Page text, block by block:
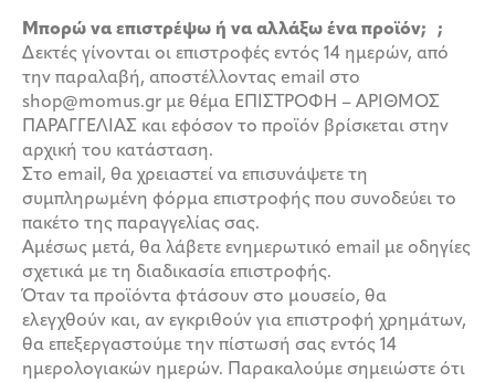
Μπορώ να επιστρέψω ή να αλλάξω ένα προϊόν; ;
Δεκτές γίνονται οι επιστροφές εντός 14 ημερών, από
την παραλαβή, αποστέλλοντας email στο
shop@momus.gr με θέμα ΕΠΙΣΤΡΟΦΗ – ΑΡΙΘΜΟΣ
ΠΑΡΑΓΓΕΛΙΑΣ και εφόσον το προϊόν βρίσκεται στην
αρχική του κατάσταση.
Στο email, θα χρειαστεί να επισυνάψετε τη
συμπληρωμένη φόρμα επιστροφής που συνοδεύει το
πακέτο της παραγγελίας σας.
Αμέσως μετά, θα λάβετε ενημερωτικό email με οδηγίες
σχετικά με τη διαδικασία επιστροφής.
Όταν τα προϊόντα φτάσουν στο μουσείο, θα
ελεγχθούν και, αν εγκριθούν για επιστροφή χρημάτων,
θα επεξεργαστούμε την πίστωσή σας εντός 14
ημερολογιακών ημερών. Παρακαλούμε σημειώστε ότι